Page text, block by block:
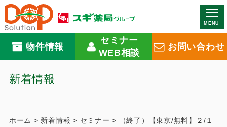
MENU
物件情報
セミナー
WEB相談
お問い合わせ
新着情報
ホーム > 新着情報 > セミナー >
（終了）【東京/無料】２/１